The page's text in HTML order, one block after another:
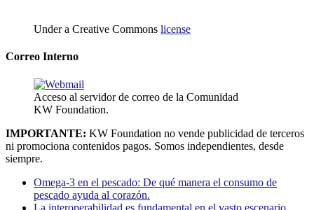
Under a Creative Commons license
Correo Interno
Acceso al servidor de correo de la Comunidad
KW Foundation.
IMPORTANTE: KW Foundation no vende publicidad de terceros
ni promociona contenidos pagos. Somos independientes, desde
siempre.
Omega-3 en el pescado: De qué manera el consumo de
pescado ayuda al corazón.
La interoperabilidad es fundamental en el vasto escenario